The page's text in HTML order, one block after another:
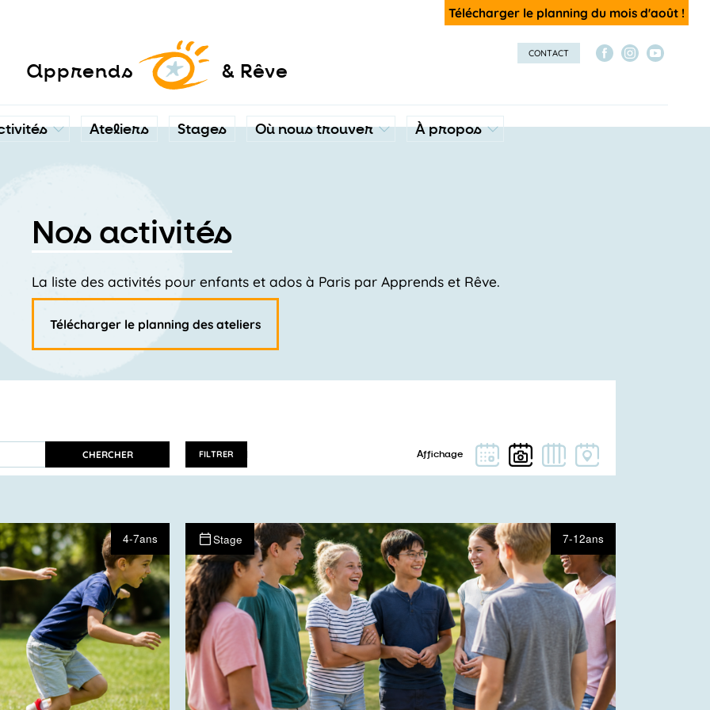
Télécharger le planning du mois d'août !
apprends & Rêve
Ateliers Stages Où nous trouver À propos
CONTACT
Nos activités
La liste des activités pour enfants et ados à Paris par Apprends et Rêve.
Télécharger le planning des ateliers
CHERCHER FILTRER
4-7ans Stage 7-12ans